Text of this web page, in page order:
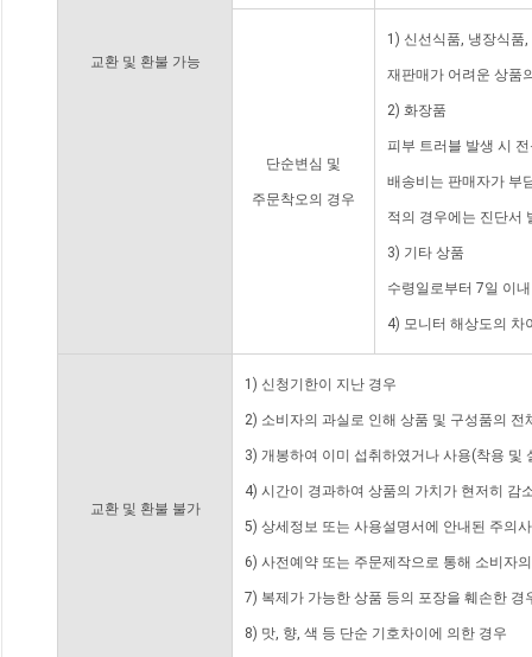
교환 및 환불 가능
단순변심 및
주문착오의 경우
1) 신선식품, 냉장식품
재판매가 어려운 상품
2) 화장품
피부 트러블 발생 시
배송비는 판매자가 부
적의 경우에는 진단서
3) 기타 상품
수령일로부터 7일 이
4) 모니터 해상도의 차
교환 및 환불 불가
1) 신청기한이 지난 경우
2) 소비자의 과실로 인해 상품 및 구성품의
3) 개봉하여 이미 섭취하였거나 사용(착용 및
4) 시간이 경과하여 상품의 가치가 현저히 감
5) 상세정보 또는 사용설명서에 안내된 주의
6) 사전예약 또는 주문제작으로 통해 소비자
7) 복제가 가능한 상품 등의 포장을 훼손한 경
8) 맛, 향, 색 등 단순 기호차이에 의한 경우